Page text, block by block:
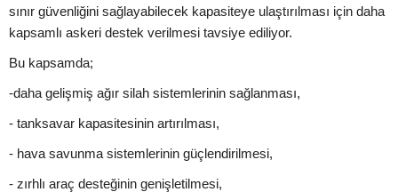
sınır güvenliğini sağlayabilecek kapasiteye ulaştırılması için daha
kapsamlı askeri destek verilmesi tavsiye ediliyor.
Bu kapsamda;
-daha gelişmiş ağır silah sistemlerinin sağlanması,
- tanksavar kapasitesinin artırılması,
- hava savunma sistemlerinin güçlendirilmesi,
- zırhlı araç desteğinin genişletilmesi,